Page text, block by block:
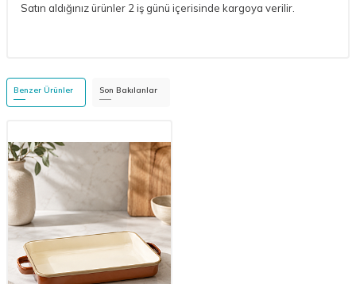
Satın aldığınız ürünler 2 iş günü içerisinde kargoya verilir.
Benzer Ürünler Son Bakılanlar